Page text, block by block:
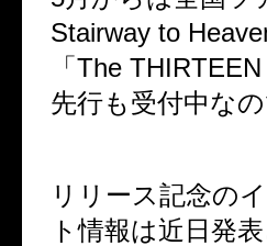
Stairway to
「The
先行も受付中な
リリース記念の
ト情報は近日発